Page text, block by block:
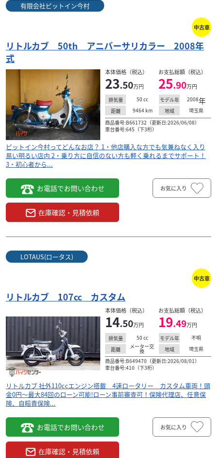
有限会社ピットイン今村
中古車
リトルカブ 50th アニバーサリカラー 2008年
式
本体価格（税込）
23.50万円
お支払総額（税込）
25.90万円
排気量 50 cc モデル年 2008年
距離 9464 km 地域
埼玉県
商品番号:B661732（更新日:2026/06/08）
車台番号:645（下3桁）
ピットイン今村ってどんなお店？ 1・他店購入な方でも気兼ねなく入り
易い明るい店内 2・乗り方に自信のない方も軽く乗れるまでサポート！
3・初心者から...
お電話でお問い合わせ
在庫確認・見積依頼
お気に入り
LOTAUS(ロータス)
中古車
リトルカブ 107cc カスタム
本体価格（税込）
14.50万円
お支払総額（税込）
19.49万円
排気量 50 cc モデル年
不明
距離
メーター交
換 地域
埼玉県
商品番号:B649470（更新日:2026/08/01）
車台番号:410（下3桁）
リトルカブ 社外110ccエンジン搭載 4速ロータリー カスタム車両！頭
金0円〜最大84回のローン可能!ローン事前審査可！保険代理店、任意保
険、自賠責保険...
お電話でお問い合わせ
在庫確認・見積依頼
お気に入り